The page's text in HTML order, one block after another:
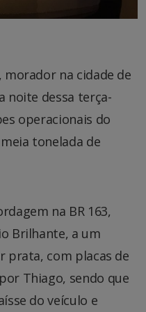
morador na cidade de
noite dessa terça-
operacionais do
tonelada de
na BR 163,
Brilhante, a um
prata, com placas de
Thiago, sendo que
do veículo e